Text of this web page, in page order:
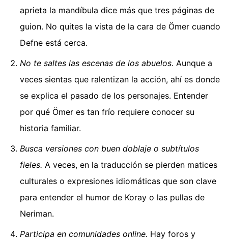
aprieta la mandíbula dice más que tres páginas de
guion. No quites la vista de la cara de Ömer cuando
Defne está cerca.
No te saltes las escenas de los abuelos. Aunque a
veces sientas que ralentizan la acción, ahí es donde
se explica el pasado de los personajes. Entender
por qué Ömer es tan frío requiere conocer su
historia familiar.
Busca versiones con buen doblaje o subtítulos
fieles. A veces, en la traducción se pierden matices
culturales o expresiones idiomáticas que son clave
para entender el humor de Koray o las pullas de
Neriman.
Participa en comunidades online. Hay foros y